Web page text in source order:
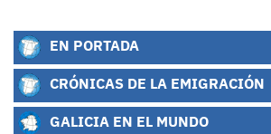
EN PORTADA
CRÓNICAS DE LA EMIGRACIÓN
GALICIA EN EL MUNDO